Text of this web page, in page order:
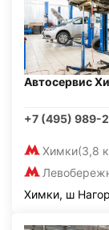
Автосервис
+7 (495) 989-
Химки(3,8
Химки, ш